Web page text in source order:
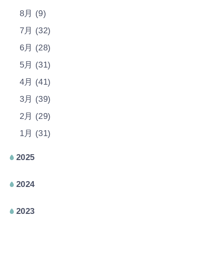
8月 (9)
7月 (32)
6月 (28)
5月 (31)
4月 (41)
3月 (39)
2月 (29)
1月 (31)
2025
2024
2023